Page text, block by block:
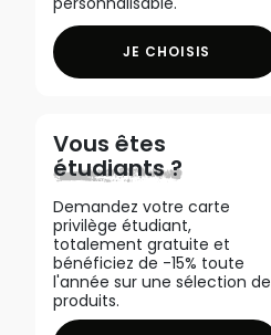
JE CHOISIS
Vous êtes
étudiants ?
Demandez votre carte
privilège étudiant,
totalement gratuite et
bénéficiez de -15% toute
l'année sur une sélection de
produits.